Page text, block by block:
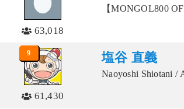
63,018
【MONGOL800
9
61,430
塩谷 直義
Naoyoshi Shiotani /